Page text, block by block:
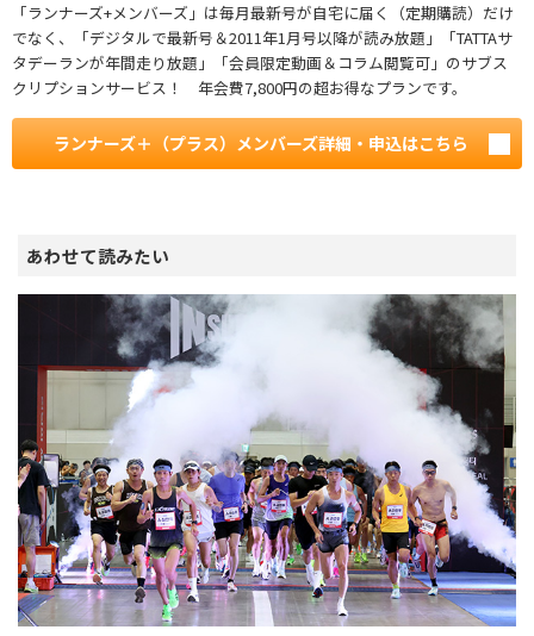
「ランナーズ+メンバーズ」は毎月最新号が自宅に届く（定期購読）だけ
でなく、「デジタルで最新号＆2011年1月号以降が読み放題」「TATTAサ
タデーランが年間走り放題」「会員限定動画＆コラム閲覧可」のサブス
クリプションサービス！ 年会費7,800円の超お得なプランです。
ランナーズ＋（プラス）メンバーズ詳細・申込はこちら
あわせて読みたい